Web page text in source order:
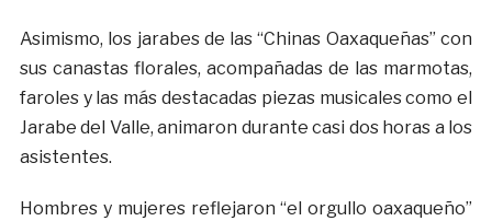
Asimismo, los jarabes de las “Chinas Oaxaqueñas” con
sus canastas florales, acompañadas de las marmotas,
faroles y las más destacadas piezas musicales como el
Jarabe del Valle, animaron durante casi dos horas a los
asistentes.
Hombres y mujeres reflejaron “el orgullo oaxaqueño”